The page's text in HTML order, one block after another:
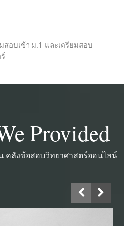
สอบเข้า ม.1 และเตรียมสอบ
Provided
คลังข้อสอบวิทยาศาสตร์ออนไลน์